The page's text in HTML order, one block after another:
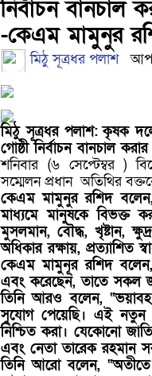
নির্বাচন বানচাল
-কেএম মামুনুর
মিঠু সূত্রধর পলাশ
মিঠু সূত্রধর পলাশ: কৃষক
গোষ্ঠী নির্বাচন বানচাল
শনিবার (৬ সেপ্টেম্বর )
সম্মেলন প্রধান অতিথির
কেএম মামুনুর রশিদ
মাধ্যমে মানুষকে বিভক্ত
মুসলমান, বৌদ্ধ, খৃষ্টান,
অধিকার রক্ষায়, প্রত্যাশিত
কেএম মামুনূর রশিদ
এবং করেছেন, তাতে সকল
তিনি আরও বলেন, “ভয়াবহ
সুযোগ পেয়েছি। এই নতুন
নিশ্চিত করা। যেকোনো
এবং নেতা তারেক রহমান
তিনি আরো বলেন,